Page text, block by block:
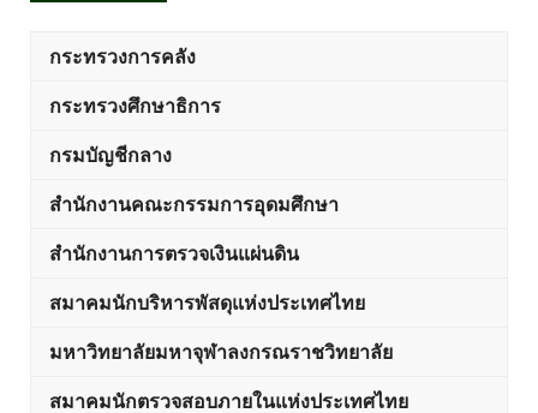
กระทรวงการคลัง
กระทรวงศึกษาธิการ
กรมบัญชีกลาง
สำนักงานคณะกรรมการอุดมศึกษา
สำนักงานการตรวจเงินแผ่นดิน
สมาคมนักบริหารพัสดุแห่งประเทศไทย
มหาวิทยาลัยมหาจุฬาลงกรณราชวิทยาลัย
สมาคมนักตรวจสอบภายในแห่งประเทศไทย